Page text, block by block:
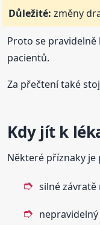
Důležité: změny
Proto se
pacientů.
Za přečtení také
Kdy jít k
Některé příznaky
silné